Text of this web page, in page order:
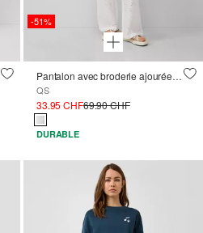
-51%
Pantalon avec broderie ajourée ; QS x Sarah & Tini
QS
33.95 CHF69.90 CHF
DURABLE